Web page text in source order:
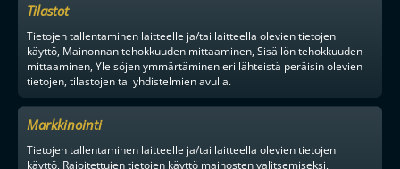
Tilastot
Tietojen tallentaminen laitteelle ja/tai laitteella olevien tietojen
käyttö, Mainonnan tehokkuuden mittaaminen, Sisällön tehokkuuden
mittaaminen, Yleisöjen ymmärtäminen eri lähteistä peräisin olevien
tietojen, tilastojen tai yhdistelmien avulla.
Markkinointi
Tietojen tallentaminen laitteelle ja/tai laitteella olevien tietojen
käyttö, Rajoitettujen tietojen käyttö mainosten valitsemiseksi,